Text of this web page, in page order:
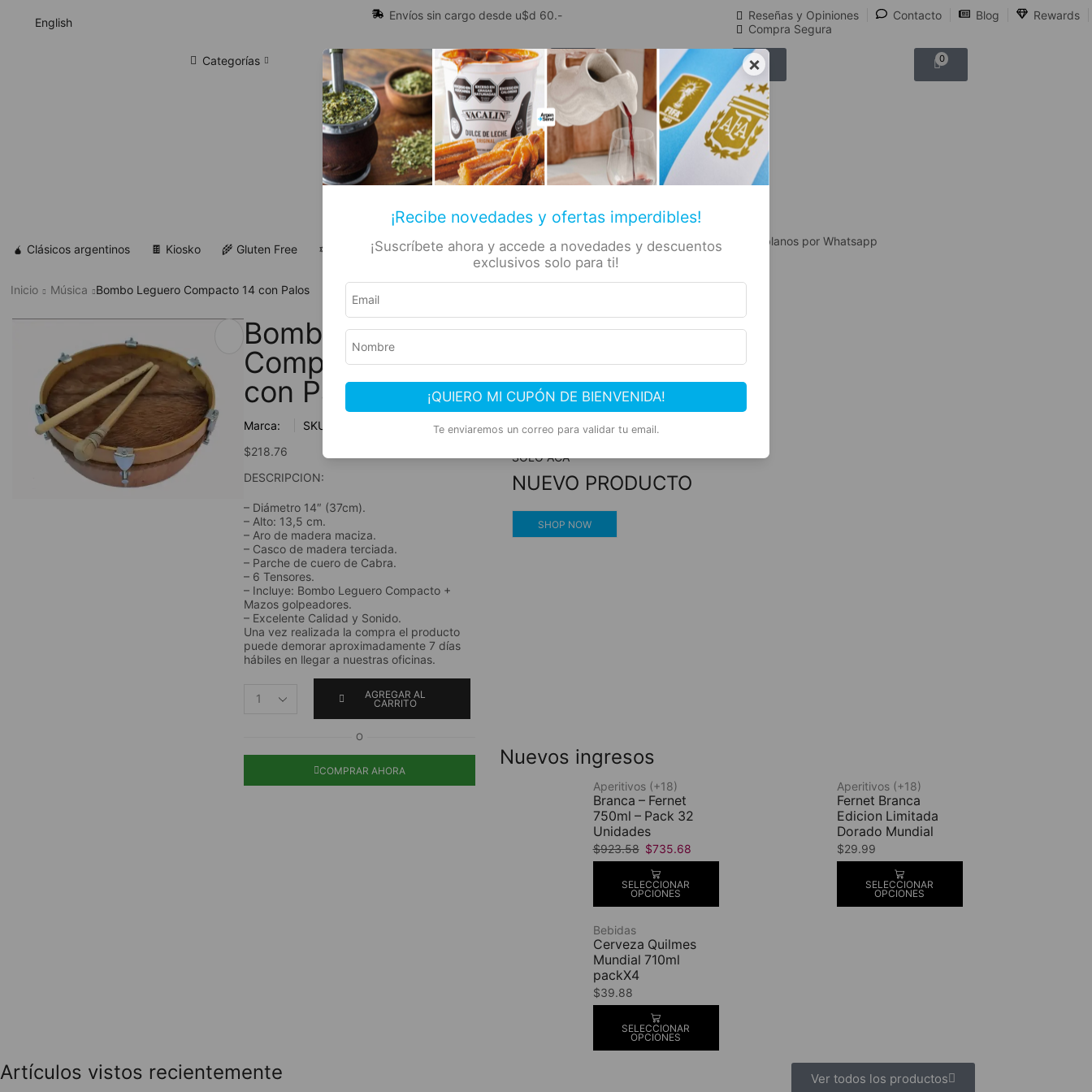
×
¡Recibe novedades y ofertas imperdibles!
¡Suscríbete ahora y accede a novedades y descuentos
exclusivos solo para ti!
¡QUIERO MI CUPÓN DE BIENVENIDA!
Te enviaremos un correo para validar tu email.
English
Envíos sin cargo desde u$d 60.- Reseñas y Opiniones Contacto Blog
Rewards
Compra Segura
Categorías 🔥 Alfajores y Golosinas 0 0
🧉 Clásicos argentinos 🍫 Kiosko 🌾 Gluten Free ✡ Koshers 📚 Libros 🏷️ Todas las categorías Hablanos por Whatsapp
Inicio Música Bombo Leguero Compacto 14 con Palos
Bombo Leguero
Compacto 14
con Palos
Marca:
SKU:
$218.76
DESCRIPCION:
– Diámetro 14″ (37cm).
– Alto: 13,5 cm.
– Aro de madera maciza.
– Casco de madera terciada.
– Parche de cuero de Cabra.
– 6 Tensores.
– Incluye: Bombo Leguero Compacto +
Mazos golpeadores.
– Excelente Calidad y Sonido.
Una vez realizada la compra el producto
puede demorar aproximadamente 7 días
hábiles en llegar a nuestras oficinas.
AGREGAR AL
CARRITO
O
COMPRAR AHORA
Compra segura
Experiencia de compra garantizada
SOLO ACÁ
NUEVO PRODUCTO
SHOP NOW
Nuevos ingresos
Aperitivos (+18)
Branca – Fernet
750ml – Pack 32
Unidades
$923.58 $735.68
SELECCIONAR
OPCIONES
Aperitivos (+18)
Fernet Branca
Edicion Limitada
Dorado Mundial
$29.99
SELECCIONAR
OPCIONES
Bebidas
Cerveza Quilmes
Mundial 710ml
packX4
$39.88
SELECCIONAR
OPCIONES
Artículos vistos recientemente Ver todos los productos